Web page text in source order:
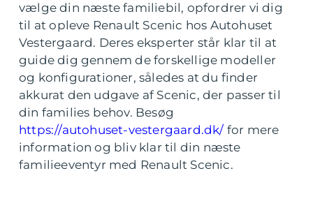
vælge din næste familiebil, opfordrer vi dig
til at opleve Renault Scenic hos Autohuset
Vestergaard. Deres eksperter står klar til at
guide dig gennem de forskellige modeller
og konfigurationer, således at du finder
akkurat den udgave af Scenic, der passer til
din families behov. Besøg
https://autohuset-vestergaard.dk/ for mere
information og bliv klar til din næste
familieeventyr med Renault Scenic.